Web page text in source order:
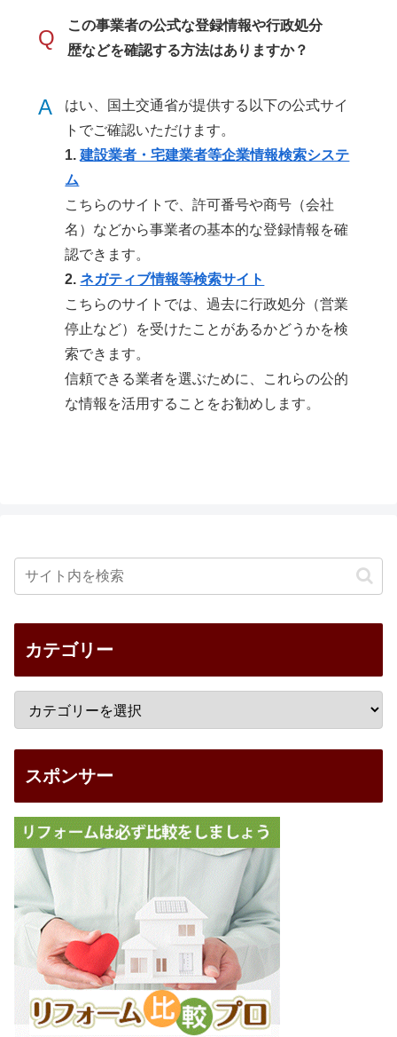
Q
この事業者の公式な登録情報や行政処分
歴などを確認する方法はありますか？
A
はい、国土交通省が提供する以下の公式サイ
トでご確認いただけます。
1.建設業者・宅建業者等企業情報検索システ
ム
こちらのサイトで、許可番号や商号（会社
名）などから事業者の基本的な登録情報を確
認できます。
2.ネガティブ情報等検索サイト
こちらのサイトでは、過去に行政処分（営業
停止など）を受けたことがあるかどうかを検
索できます。
信頼できる業者を選ぶために、これらの公的
な情報を活用することをお勧めします。
カテゴリー
スポンサー